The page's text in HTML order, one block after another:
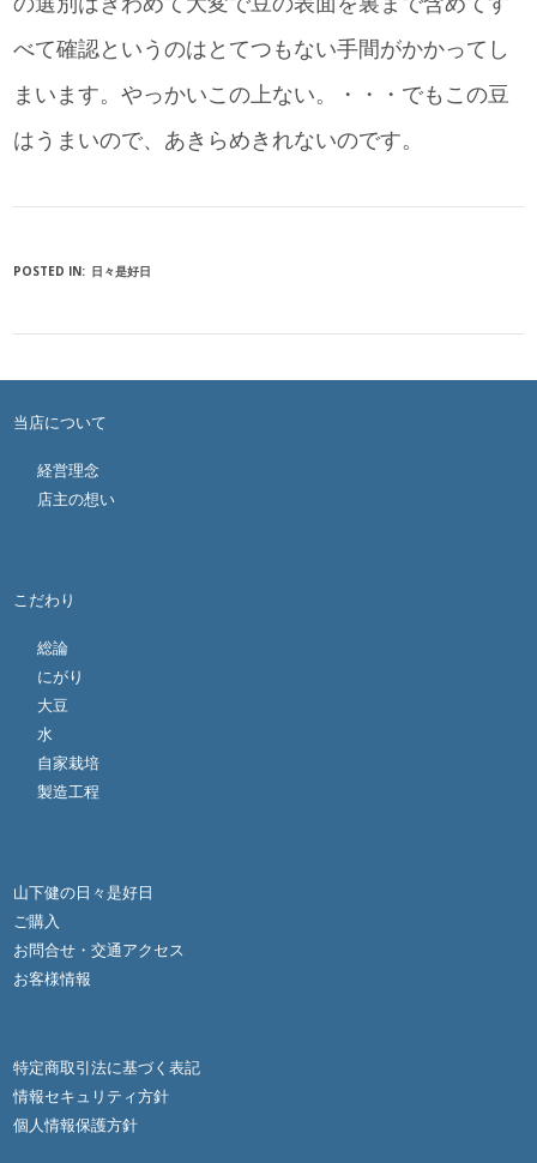
べて確認というのはとてつもない手間がかかってし
まいます。やっかいこの上ない。・・・でもこの豆
はうまいので、あきらめきれないのです。
POSTED IN: 日々是好日
当店について
経営理念
店主の想い
こだわり
総論
にがり
大豆
水
自家栽培
製造工程
山下健の日々是好日
ご購入
お問合せ・交通アクセス
お客様情報
特定商取引法に基づく表記
情報セキュリティ方針
個人情報保護方針